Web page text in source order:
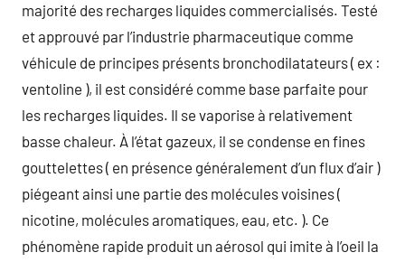
majorité des recharges liquides commercialisés. Testé
et approuvé par l’industrie pharmaceutique comme
véhicule de principes présents bronchodilatateurs ( ex :
ventoline ), il est considéré comme base parfaite pour
les recharges liquides. Il se vaporise à relativement
basse chaleur. À l’état gazeux, il se condense en fines
gouttelettes ( en présence généralement d’un flux d’air )
piégeant ainsi une partie des molécules voisines (
nicotine, molécules aromatiques, eau, etc. ). Ce
phénomène rapide produit un aérosol qui imite à l’oeil la